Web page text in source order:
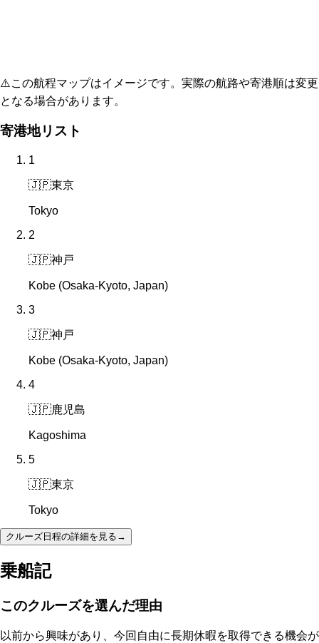
⚠️この航程マップはイメージです。実際の航路や寄港順は変更
となる場合があります。
寄港地リスト
1
🇯🇵東京
Tokyo
2
🇯🇵神戸
Kobe (Osaka-Kyoto, Japan)
3
🇯🇵神戸
Kobe (Osaka-Kyoto, Japan)
4
🇯🇵鹿児島
Kagoshima
5
🇯🇵東京
Tokyo
クルーズ日程の詳細を見る →
乗船記
このクルーズを選んだ理由
以前から興味があり、今回自由に長期休暇を取得できる機会が